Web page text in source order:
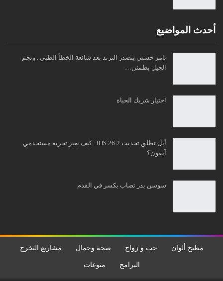
أحدث المواضيع
تامر حسني يتصدر الترند بعد شائعة الخطأ الطبي.. ونجم
الجيل يطمئن…
اختيار شريك الحياة
أبل تطلق تحديث iOS 26.2.. كيف يغير تجربة مستخدمي
آيفون؟
سوسن بدر تصاب بكسر في القدم
مطبخ ألوان حب و زواج صحة وجمال مشاريع التخرج
البرامج منوعات